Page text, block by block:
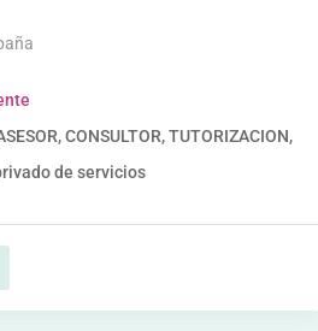
CONSULTOR, TUTORIZACION,
de servicios